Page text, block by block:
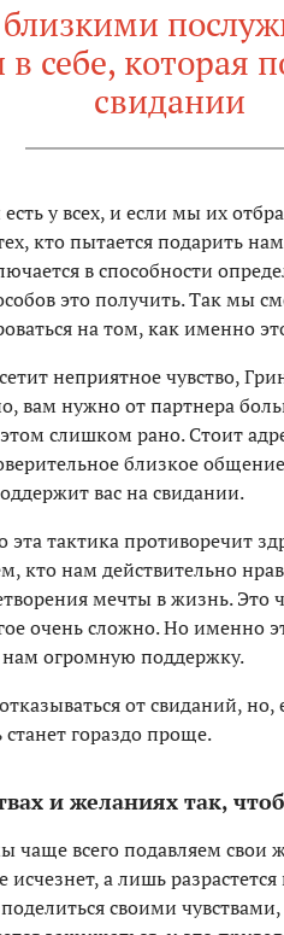
себе, которая
свидании
у всех, и если мы их
кто пытается подарить
в способности
это получить. Так мы
на том, как именно
неприятное чувство,
вам нужно от партнера
слишком рано. Стоит
близкое
вас на свидании.
тактика противоречит
кто нам действительно
мечты в жизнь. Это
очень сложно. Но именно
нам огромную поддержку.
от свиданий, но,
гораздо проще.
и желаниях так,
чаще всего подавляем свои
исчезнет, а лишь
своими